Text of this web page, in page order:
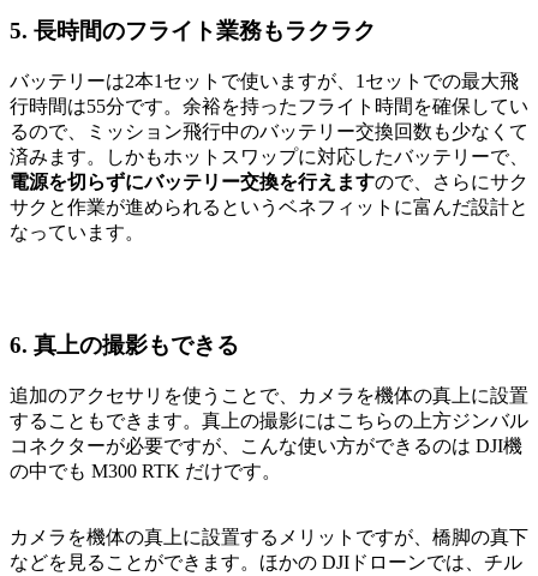
5. 長時間のフライト業務もラクラク
バッテリーは2本1セットで使いますが、1セットでの最大飛
行時間は55分です。余裕を持ったフライト時間を確保してい
るので、ミッション飛行中のバッテリー交換回数も少なくて
済みます。しかもホットスワップに対応したバッテリーで、
電源を切らずにバッテリー交換を行えますので、さらにサク
サクと作業が進められるというベネフィットに富んだ設計と
なっています。
6. 真上の撮影もできる
追加のアクセサリを使うことで、カメラを機体の真上に設置
することもできます。真上の撮影にはこちらの上方ジンバル
コネクターが必要ですが、こんな使い方ができるのは DJI機
の中でも M300 RTK だけです。
カメラを機体の真上に設置するメリットですが、橋脚の真下
などを見ることができます。ほかの DJIドローンでは、チル